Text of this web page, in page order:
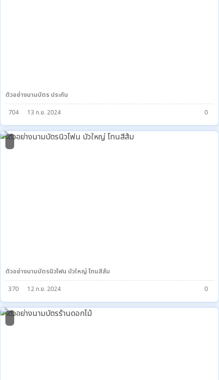
ตัวอย่างนามบัตร ประกัน
704 13 ก.ย. 2024 0
ตัวอย่างนามบัตรนิวโฟน บัวใหญ่ โทนสีส้ม
370 12 ก.ย. 2024 0
0
4